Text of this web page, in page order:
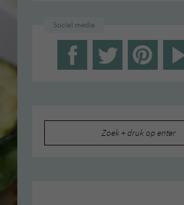
Social media